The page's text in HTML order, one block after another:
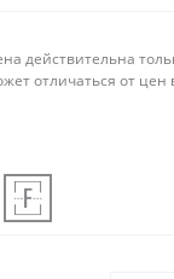
действительна
отличаться от